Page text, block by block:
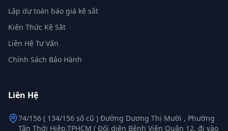
Lập dự toán báo giá kệ sắt
Kiến Thức Kệ Sắt
Liên Hệ Tư Vấn
Chính Sách Bảo Hành
Liên Hệ
74/156 ( 134/156 số cũ ) Đường Dương Thị Mười , Phường
Tân Thới Hiệp,TPHCM ( Đối diện Bệnh Viện Quận 12, đi vào